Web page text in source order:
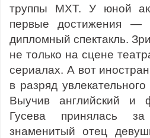
труппы МХТ. У юной
первые достижения —
дипломный спектакль.
не только на сцене
сериалах. А вот
в разряд
Выучив английский и
Гусева принялась
знаменитый отец